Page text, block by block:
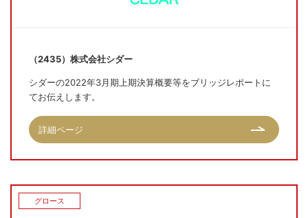
（2435）株式会社シダー
シダーの2022年3月期上期決算概要等をブリッジレポートに
てお伝えします。
詳細ページ
グロース